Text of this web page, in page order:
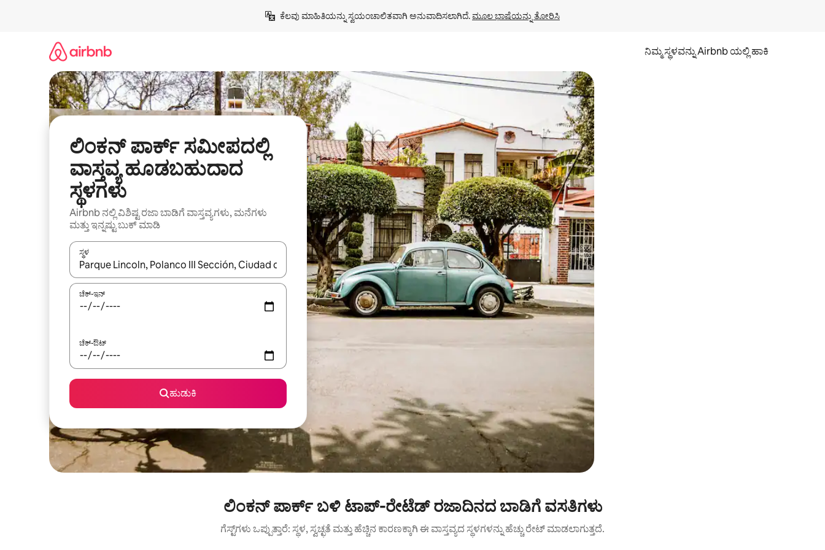
ಕೆಲವು ಮಾಹಿತಿಯನ್ನು ಸ್ವಯಂಚಾಲಿತವಾಗಿ ಅನುವಾದಿಸಲಾಗಿದೆ. ಮೂಲ ಭಾಷೆಯನ್ನು ತೋರಿಸಿ
ನಿಮ್ಮ ಸ್ಥಳವನ್ನು Airbnb ಯಲ್ಲಿ ಹಾಕಿ
ಲಿಂಕನ್ ಪಾರ್ಕ್ ಸಮೀಪದಲ್ಲಿ
ವಾಸ್ತವ್ಯ ಹೂಡಬಹುದಾದ
ಸ್ಥಳಗಳು
Airbnb ನಲ್ಲಿ ವಿಶಿಷ್ಟ ರಜಾ ಬಾಡಿಗೆ ವಾಸ್ತವ್ಯಗಳು, ಮನೆಗಳು
ಮತ್ತು ಇನ್ನಷ್ಟು ಬುಕ್ ಮಾಡಿ
ಸ್ಥಳ
ಫಲಿತಾಂಶಗಳು ಲಭ್ಯವಿರುವಾಗ, ಅಪ್ ಮತ್ತು ಡೌನ್ ಬಾಣದ ಕೀಲಿಗಳೊಂದಿಗೆ ನ್ಯಾವಿಗೇಟ್ ಮಾಡಿ ಅಥವಾ ಸ್ಪರ್ಶ ಅಥವಾ ಸ್ವೈಪ್ ಗೆಸ್ಚರ್‌ಗಳ ಮೂಲಕ ಅನ್ವೇಷಿಸಿ.
ಚೆಕ್-ಇನ್
ಚೆಕ್-ಔಟ್
ಹುಡುಕಿ
ಲಿಂಕನ್ ಪಾರ್ಕ್ ಬಳಿ ಟಾಪ್-ರೇಟೆಡ್ ರಜಾದಿನದ ಬಾಡಿಗೆ ವಸತಿಗಳು
ಗೆಸ್ಟ್‌ಗಳು ಒಪ್ಪುತ್ತಾರೆ: ಸ್ಥಳ, ಸ್ವಚ್ಛತೆ ಮತ್ತು ಹೆಚ್ಚಿನ ಕಾರಣಕ್ಕಾಗಿ ಈ ವಾಸ್ತವ್ಯದ ಸ್ಥಳಗಳನ್ನು ಹೆಚ್ಚು ರೇಟ್ ಮಾಡಲಾಗುತ್ತದೆ.